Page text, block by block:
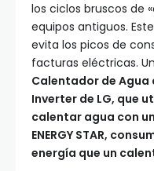
los ciclos bruscos de
equipos antiguos.
evita los picos de
facturas eléctricas.
Calentador de Agua
Inverter de LG, que
calentar agua con
ENERGY STAR,
energía que un